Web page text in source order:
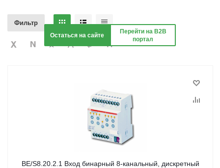
Фильтр
BE/S8.20.2.1 Вход бинарный 8-канальный, дискретный
Остаться на сайте
Перейти на B2B
портал